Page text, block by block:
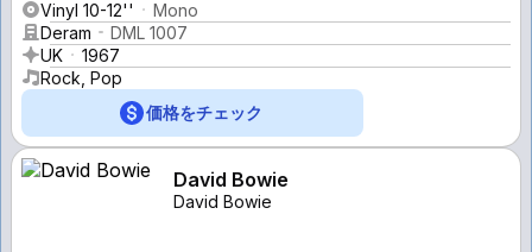
Vinyl 10-12''
Mono
Deram
DML 1007
UK
1967
Rock, Pop
価格をチェック
David Bowie
David Bowie